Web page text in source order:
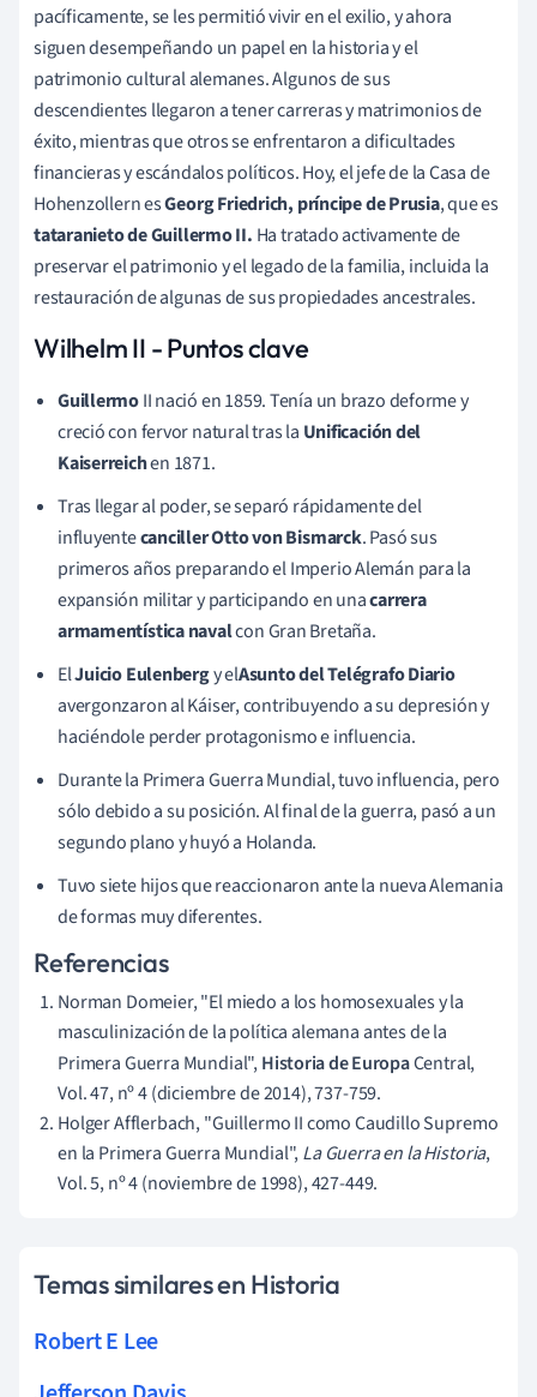
pacíficamente, se les permitió vivir en el exilio, y ahora
siguen desempeñando un papel en la historia y el
patrimonio cultural alemanes. Algunos de sus
descendientes llegaron a tener carreras y matrimonios de
éxito, mientras que otros se enfrentaron a dificultades
financieras y escándalos políticos. Hoy, el jefe de la Casa de
Hohenzollern esGeorg Friedrich, príncipe de Prusia, que es
tataranieto de Guillermo II. Ha tratado activamente de
preservar el patrimonio y el legado de la familia, incluida la
restauración de algunas de sus propiedades ancestrales.
Wilhelm II - Puntos clave
GuillermoII nació en 1859. Tenía un brazo deforme y
creció con fervor natural tras la Unificación del
Kaiserreichen 1871.
Tras llegar al poder, se separó rápidamente del
influyentecanciller Otto von Bismarck. Pasó sus
primeros años preparando el Imperio Alemán para la
expansión militar y participando en unacarrera
armamentística navalcon Gran Bretaña.
ElJuicio Eulenbergy elAsunto del TelégrafoDiario
avergonzaron al Káiser, contribuyendo a su depresión y
haciéndole perder protagonismo e influencia.
Durante la Primera Guerra Mundial, tuvo influencia, pero
sólo debido a su posición. Al final de la guerra, pasó a un
segundo plano y huyó a Holanda.
Tuvo siete hijos que reaccionaron ante la nueva Alemania
de formas muy diferentes.
Referencias
Norman Domeier, "El miedo a los homosexuales y la
masculinización de la política alemana antes de la
Primera Guerra Mundial",Historia de EuropaCentral,
Vol. 47, nº 4 (diciembre de 2014), 737-759.
Holger Afflerbach, "Guillermo II como Caudillo Supremo
en la Primera Guerra Mundial",La Guerra en la Historia,
Vol. 5, nº 4 (noviembre de 1998), 427-449.
Temas similares en Historia
Robert E Lee